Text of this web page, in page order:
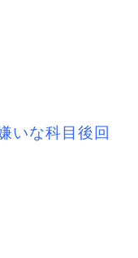
いな科目後回